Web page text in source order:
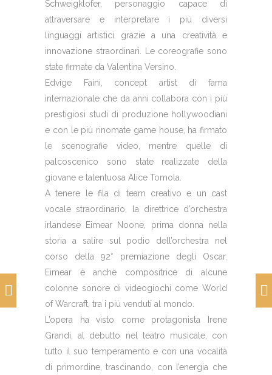
Schweigklofer, personaggio capace di
attraversare e interpretare i più diversi
linguaggi artistici grazie a una creatività e
innovazione straordinari. Le coreografie sono
state firmate da Valentina Versino.
Edvige Faini , concept artist di fama
internazionale che da anni collabora con i più
prestigiosi studi di produzione hollywoodiani
e con le più rinomate game house, ha firmato
le scenografie video, mentre quelle di
palcoscenico sono state realizzate della
giovane e talentuosa Alice Tomola.
A tenere le fila di team creativo e un cast
vocale straordinario, la direttrice d’orchestra
irlandese
Eimear Noone , prima donna nella
storia a salire sul podio dell’orchestra nel
corso della 92° premiazione degli Oscar.
Eimear è anche compositrice di alcune
colonne sonore di videogiochi come World
of Warcraft, tra i più venduti al mondo.
L’opera ha visto come protagonista
Irene
Grandi , al debutto nel teatro musicale, con
tutto il suo temperamento e con una vocalità
di primordine, trascinando, con l’energia che